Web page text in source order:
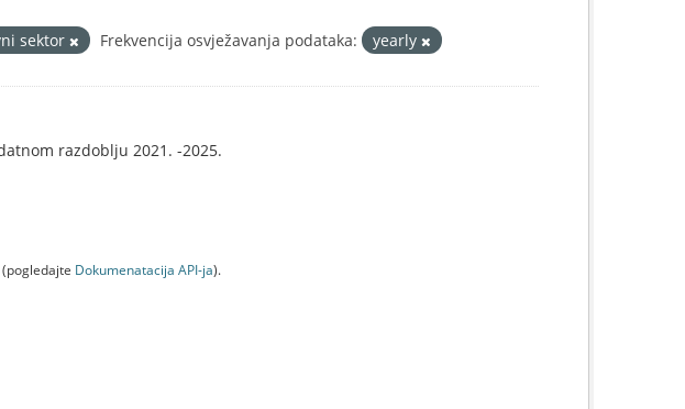
sektor Frekvencija osvježavanja podataka: yearly
razdoblju 2021. -2025.
(pogledajte Dokumenаtаcijа API-jа).